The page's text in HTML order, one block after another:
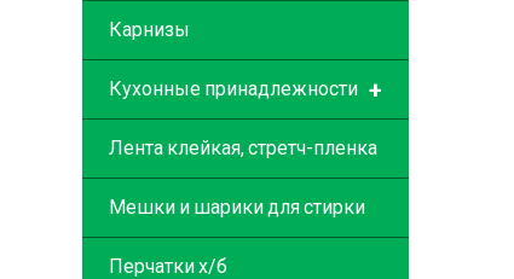
Карнизы
+
Кухонные принадлежности
Лента клейкая, стретч-пленка
Мешки и шарики для стирки
Перчатки х/б